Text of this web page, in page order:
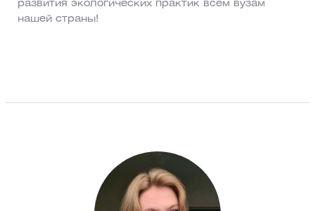
развития экологических практик всем вузам
нашей страны!